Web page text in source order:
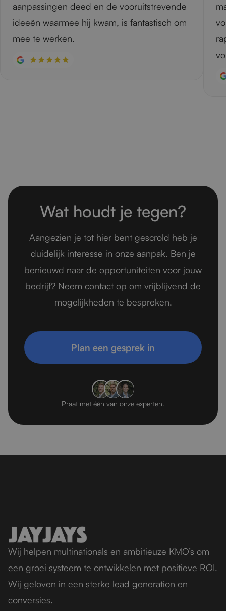
aanpassingen deed en de vooruitstrevende
ideeën waarmee hij kwam, is fantastisch om
mee te werken.
Wat houdt je tegen?
Aangezien je tot hier bent gescrold heb je
duidelijk interesse in onze aanpak. Ben je
benieuwd naar de opportuniteiten voor jouw
bedrijf? Neem contact op om vrijblijvend de
mogelijkheden te bespreken.
Plan een gesprek in
Praat met één van onze experten.
Wij helpen multinationals en ambitieuze KMO’s om
een groei systeem te ontwikkelen met positieve ROI.
Wij geloven in een sterke lead generation en
conversies.